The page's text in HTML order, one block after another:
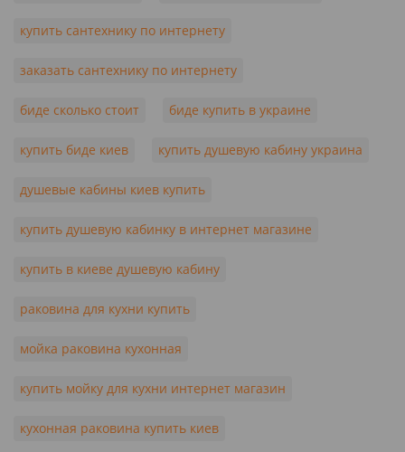
купить сантехнику по интернету
заказать сантехнику по интернету
биде сколько стоит биде купить в украине
купить биде киев купить душевую кабину украина
душевые кабины киев купить
купить душевую кабинку в интернет магазине
купить в киеве душевую кабину
раковина для кухни купить
мойка раковина кухонная
купить мойку для кухни интернет магазин
кухонная раковина купить киев